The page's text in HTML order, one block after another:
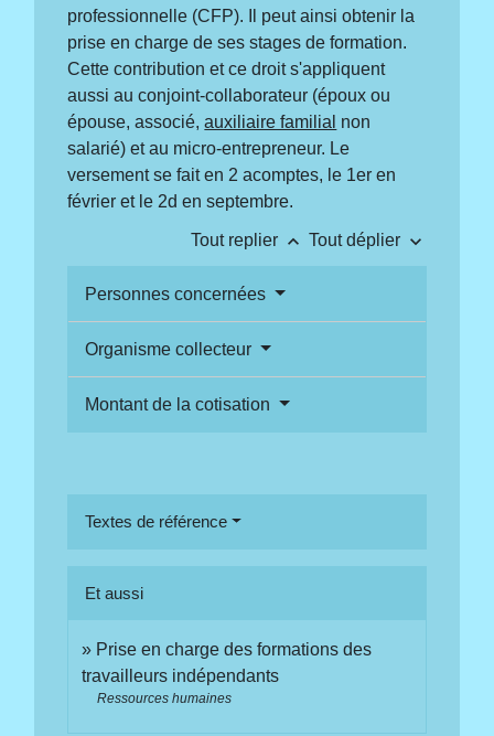
professionnelle (CFP). Il peut ainsi obtenir la
prise en charge de ses stages de formation.
Cette contribution et ce droit s'appliquent
aussi au conjoint-collaborateur (époux ou
épouse, associé,auxiliaire familial non
salarié) et au micro-entrepreneur. Le
versement se fait en 2 acomptes, le 1er en
février et le 2d en septembre.
Tout replier keyboard_arrow_up Tout déplier keyboard_arrow_down
Personnes concernées
Organisme collecteur
Montant de la cotisation
Textes de référence
Et aussi
Prise en charge des formations des
travailleurs indépendants
Ressources humaines